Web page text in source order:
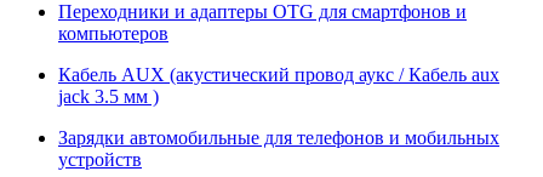
Переходники и адаптеры OTG для смартфонов и
компьютеров
Кабель AUX (акустический провод аукс / Кабель aux
jack 3.5 мм )
Зарядки автомобильные для телефонов и мобильных
устройств